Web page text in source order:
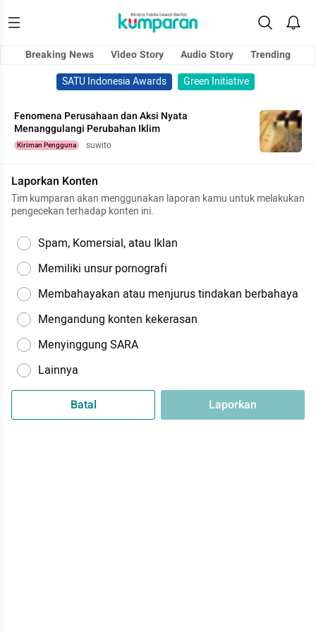
Breaking News Video Story Audio Story
Trending
SATU Indonesia Awards
Green Initiative
Fenomena Perusahaan dan Aksi Nyata
Menanggulangi Perubahan Iklim
Kiriman Pengguna suwito
Laporkan Konten
Tim kumparan akan menggunakan laporan kamu untuk melakukan
pengecekan terhadap konten ini.
Spam, Komersial, atau Iklan
Memiliki unsur pornografi
Membahayakan atau menjurus tindakan berbahaya
Mengandung konten kekerasan
Menyinggung SARA
Lainnya
Batal Laporkan